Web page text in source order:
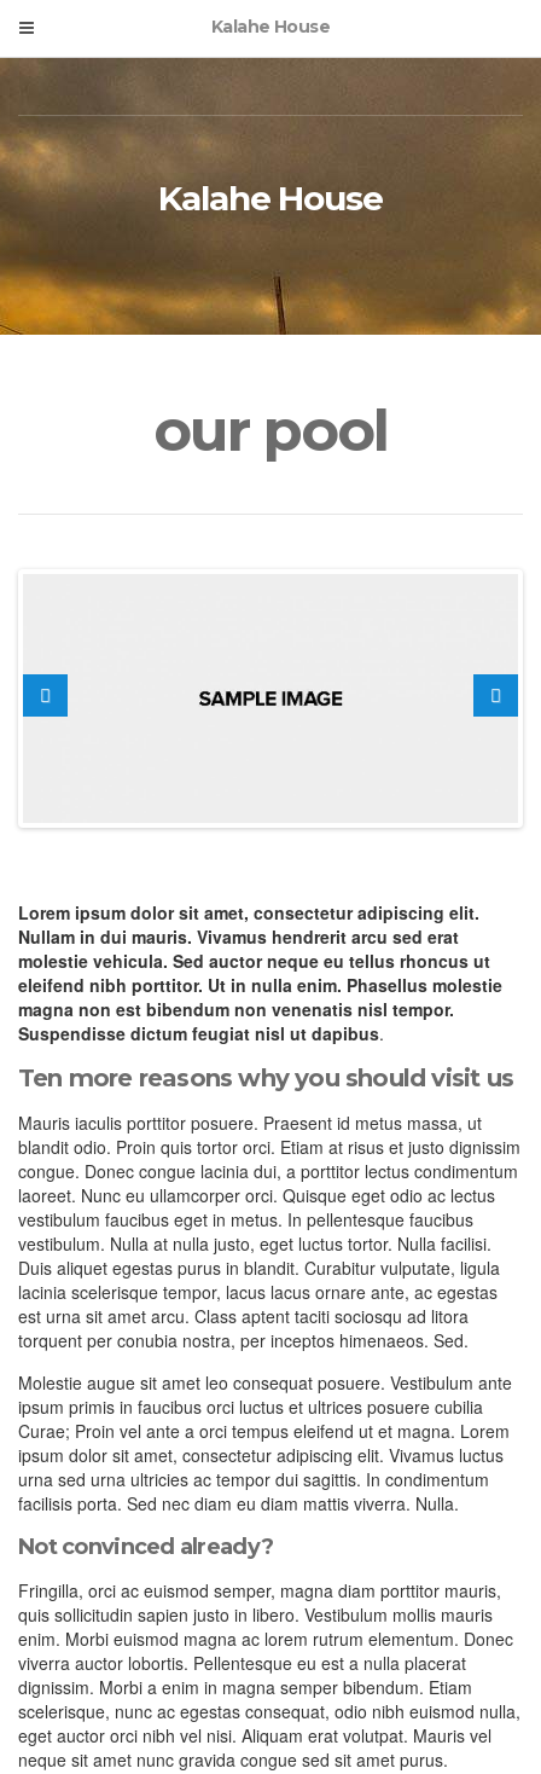
Kalahe House
Kalahe House
our pool
Lorem ipsum dolor sit amet, consectetur adipiscing elit.
Nullam in dui mauris. Vivamus hendrerit arcu sed erat
molestie vehicula. Sed auctor neque eu tellus rhoncus ut
eleifend nibh porttitor. Ut in nulla enim. Phasellus molestie
magna non est bibendum non venenatis nisl tempor.
Suspendisse dictum feugiat nisl ut dapibus.
Ten more reasons why you should visit us
Mauris iaculis porttitor posuere. Praesent id metus massa, ut
blandit odio. Proin quis tortor orci. Etiam at risus et justo dignissim
congue. Donec congue lacinia dui, a porttitor lectus condimentum
laoreet. Nunc eu ullamcorper orci. Quisque eget odio ac lectus
vestibulum faucibus eget in metus. In pellentesque faucibus
vestibulum. Nulla at nulla justo, eget luctus tortor. Nulla facilisi.
Duis aliquet egestas purus in blandit. Curabitur vulputate, ligula
lacinia scelerisque tempor, lacus lacus ornare ante, ac egestas
est urna sit amet arcu. Class aptent taciti sociosqu ad litora
torquent per conubia nostra, per inceptos himenaeos. Sed.
Molestie augue sit amet leo consequat posuere. Vestibulum ante
ipsum primis in faucibus orci luctus et ultrices posuere cubilia
Curae; Proin vel ante a orci tempus eleifend ut et magna. Lorem
ipsum dolor sit amet, consectetur adipiscing elit. Vivamus luctus
urna sed urna ultricies ac tempor dui sagittis. In condimentum
facilisis porta. Sed nec diam eu diam mattis viverra. Nulla.
Not convinced already?
Fringilla, orci ac euismod semper, magna diam porttitor mauris,
quis sollicitudin sapien justo in libero. Vestibulum mollis mauris
enim. Morbi euismod magna ac lorem rutrum elementum. Donec
viverra auctor lobortis. Pellentesque eu est a nulla placerat
dignissim. Morbi a enim in magna semper bibendum. Etiam
scelerisque, nunc ac egestas consequat, odio nibh euismod nulla,
eget auctor orci nibh vel nisi. Aliquam erat volutpat. Mauris vel
neque sit amet nunc gravida congue sed sit amet purus.